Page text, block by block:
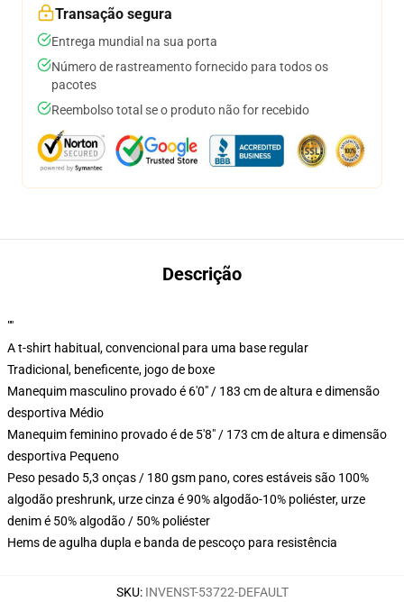
Transação segura
Entrega mundial na sua porta
Número de rastreamento fornecido para todos os
pacotes
Reembolso total se o produto não for recebido
Descrição
""
A t-shirt habitual, convencional para uma base regular
Tradicional, beneficente, jogo de boxe
Manequim masculino provado é 6'0" / 183 cm de altura e dimensão
desportiva Médio
Manequim feminino provado é de 5'8" / 173 cm de altura e dimensão
desportiva Pequeno
Peso pesado 5,3 onças / 180 gsm pano, cores estáveis são 100%
algodão preshrunk, urze cinza é 90% algodão-10% poliéster, urze
denim é 50% algodão / 50% poliéster
Hems de agulha dupla e banda de pescoço para resistência
SKU: INVENST-53722-DEFAULT